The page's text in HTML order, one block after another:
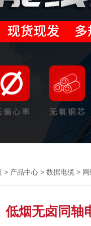
> 产品中心 > 数据电缆 >
低烟无卤同轴